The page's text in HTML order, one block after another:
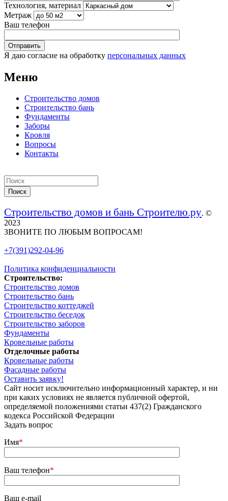
Технология, материал
Метраж
Ваш телефон
Я даю согласие на обработку персональных данных
Меню
Строительство домов
Строительство бань
Фундаменты
Заборы
Кровля
Вопросы
Контакты
Строительство домов и бань Строителю.ру. ©
2023
ЗВОНИТЕ ПО ЛЮБЫМ ВОПРОСАМ!
+7(391)292-04-96
Политика конфиденциальности
Строительство:
Строительство домов
Строительство бань
Строительство коттеджей
Строительство беседок
Строительство заборов
Фундаменты
Кровельные работы
Отделочные работы
Кровельные работы
Фасадные работы
Оставить заявку!
Сайт носит исключительно информационный характер, и ни
при каких условиях не является публичной офертой,
определяемой положениями статьи 437(2) Гражданского
кодекса Российской Федерации
Задать вопрос
Имя*
Ваш телефон*
Ваш e-mail